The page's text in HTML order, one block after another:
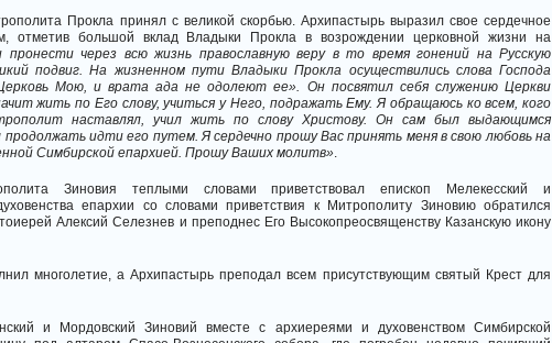
Прокла принял с великой скорбью. Архипастырь выразил свое сердечное
отметив большой вклад Владыки Прокла в возрождении церковной жизни на
пронести через всю жизнь православную веру в то время гонений на Русскую
подвиг. На жизненном пути Владыки Прокла осуществились слова Господа
Мою, и врата ада не одолеют ее». Он посвятил себя служению Церкви
жить по Его слову, учиться у Него, подражать Ему. Я обращаюсь ко всем, кого
наставлял, учил жить по слову Христову. Он сам был выдающимся
идти его путем. Я сердечно прошу Вас принять меня в свою любовь на
Симбирской епархией. Прошу Ваших молитв»
Зиновия теплыми словами приветствовал епископ Мелекесский и
епархии со словами приветствия к Митрополиту Зиновию обратился
Алексий Селезнев и преподнес Его Высокопреосвященству Казанскую икону
многолетие, а Архипастырь преподал всем присутствующим святый Крест для
и Мордовский Зиновий вместе с архиереями и духовенством Симбирской